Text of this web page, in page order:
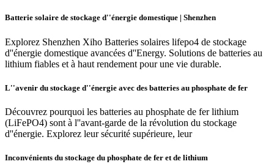
Batterie solaire de stockage d''énergie domestique | Shenzhen
Explorez Shenzhen Xiho Batteries solaires lifepo4 de stockage
d''énergie domestique avancées d''Energy. Solutions de batteries au
lithium fiables et à haut rendement pour une vie durable.
L''avenir du stockage d''énergie avec des batteries au phosphate de fer
Découvrez pourquoi les batteries au phosphate de fer lithium
(LiFePO4) sont à l''avant-garde de la révolution du stockage
d''énergie. Explorez leur sécurité supérieure, leur
Inconvénients du stockage du phosphate de fer et de lithium